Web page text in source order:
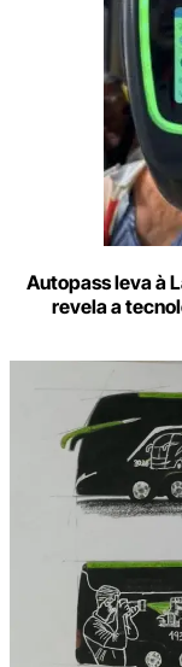
Autopass leva à
revela a